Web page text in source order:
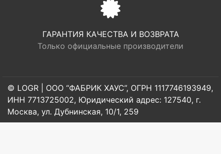
ГАРАНТИЯ КАЧЕСТВА И ВОЗВРАТА
Только официальные производители
© LOGR | ООО “ФАБРИК ХАУС”, ОГРН 1117746193949,
ИНН 7713725002, Юридический адрес: 127540, г.
Москва, ул. Дубнинская, 10/1, 259